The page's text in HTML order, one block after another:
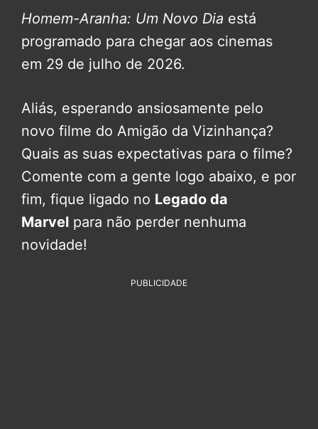
Homem-Aranha: Um Novo Dia está
programado para chegar aos cinemas
em 29 de julho de 2026.
Aliás, esperando ansiosamente pelo
novo filme do Amigão da Vizinhança?
Quais as suas expectativas para o filme?
Comente com a gente logo abaixo, e por
fim, fique ligado no Legado da
Marvel para não perder nenhuma
novidade!
PUBLICIDADE